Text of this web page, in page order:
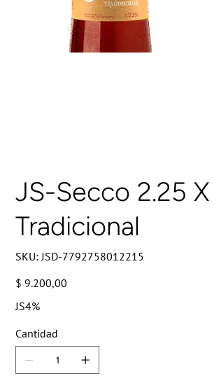
JS-Secco 2.25
Tradicional
SKU: SKU
JSD-
JSD-7792758012215
Precio
$ 9.200,00
JS4%
Cantidad